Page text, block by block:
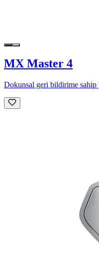
MX Master 4
Dokunsal geri bildirime sahip